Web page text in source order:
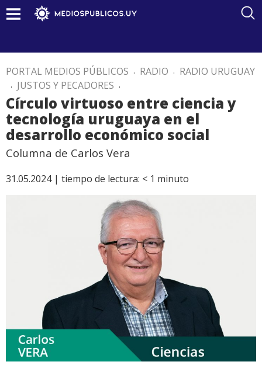
PORTAL MEDIOS PÚBLICOS . RADIO . RADIO URUGUAY
. JUSTOS Y PECADORES .
Círculo virtuoso entre ciencia y
tecnología uruguaya en el
desarrollo económico social
Columna de Carlos Vera
31.05.2024 | tiempo de lectura: < 1 minuto